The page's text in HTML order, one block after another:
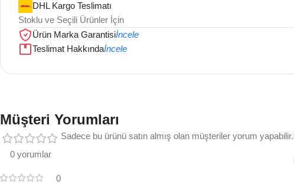
DHL Kargo Teslimatı
Stoklu ve Seçili Ürünler İçin
Ürün Marka Garantisiİncele
Teslimat Hakkındaİncele
Müşteri Yorumları
0 yorumlar
0
Sadece bu ürünü satın almış olan müşteriler yorum yapabilir.